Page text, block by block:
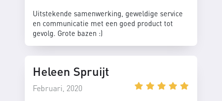
Uitstekende samenwerking, geweldige service
en communicatie met een goed product tot
gevolg. Grote bazen :)
Heleen Spruijt
Februari, 2020